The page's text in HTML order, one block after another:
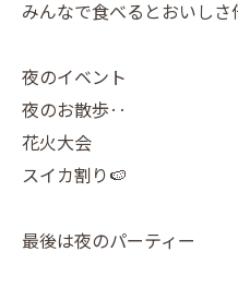
みんなで食べるとおいしさ
夜のイベント
夜のお散歩‥
花火大会
スイカ割り🍉
最後は夜のパーティー